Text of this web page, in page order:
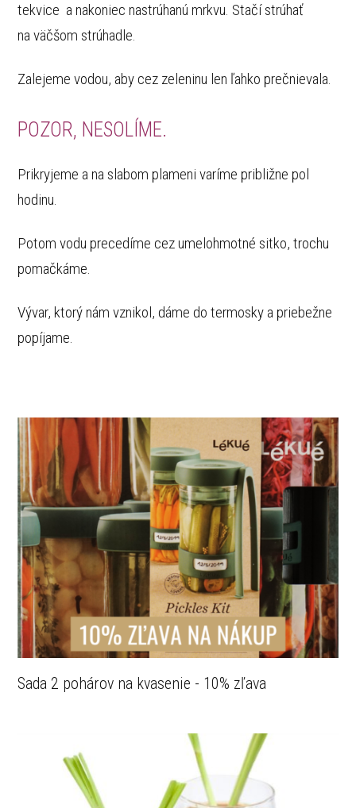
tekvice a nakoniec nastrúhanú mrkvu. Stačí strúhať
na väčšom strúhadle.
Zalejeme vodou, aby cez zeleninu len ľahko prečnievala.
POZOR, NESOLÍME.
Prikryjeme a na slabom plameni varíme približne pol
hodinu.
Potom vodu precedíme cez umelohmotné sitko, trochu
pomačkáme.
Vývar, ktorý nám vznikol, dáme do termosky a priebežne
popíjame.
Sada 2 pohárov na kvasenie - 10% zľava